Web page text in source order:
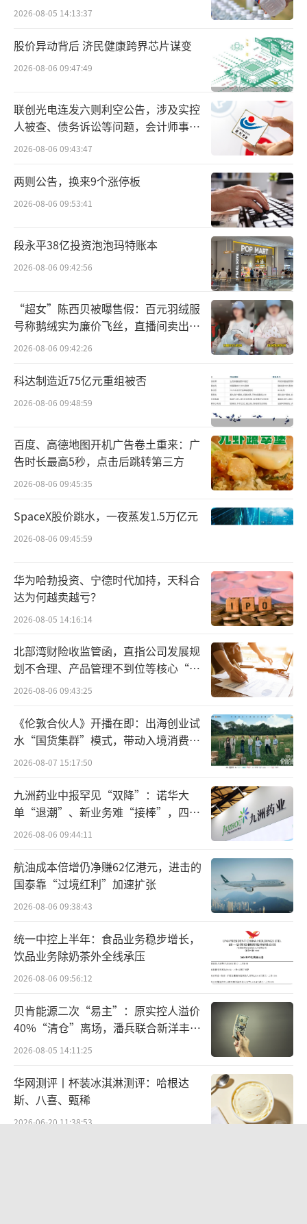
2026-08-05 14:13:37
股价异动背后 济民健康跨界芯片谋变
2026-08-06 09:47:49
联创光电连发六则利空公告，涉及实控
人被查、债务诉讼等问题，会计师事务
所曾出具“保留意见”
2026-08-06 09:43:47
两则公告，换来9个涨停板
2026-08-06 09:53:41
段永平38亿投资泡泡玛特账本
2026-08-06 09:42:56
“超女”陈西贝被曝售假：百元羽绒服
号称鹅绒实为廉价飞丝，直播间卖出超
百万元
2026-08-06 09:42:26
科达制造近75亿元重组被否
2026-08-06 09:48:59
百度、高德地图开机广告卷土重来：广
告时长最高5秒，点击后跳转第三方
2026-08-06 09:45:35
SpaceX股价跳水，一夜蒸发1.5万亿元
2026-08-06 09:45:59
华为哈勃投资、宁德时代加持，天科合
达为何越卖越亏？
2026-08-05 14:16:14
北部湾财险收监管函，直指公司发展规
划不合理、产品管理不到位等核心“痛
点”
2026-08-06 09:43:25
《伦敦合伙人》开播在即：出海创业试
水“国货集群”模式，带动入境消费反
向种草
2026-08-07 15:17:50
九洲药业中报罕见“双降”：诺华大
单“退潮”、新业务难“接棒”，四大
难关待闯
2026-08-06 09:44:11
航油成本倍增仍净赚62亿港元，进击的
国泰靠“过境红利”加速扩张
2026-08-06 09:38:43
统一中控上半年：食品业务稳步增长，
饮品业务除奶茶外全线承压
2026-08-06 09:56:12
贝肯能源二次“易主”：原实控人溢价
40%“清仓”离场，潘兵联合新洋丰、
宏科百世拟入主
2026-08-05 14:11:25
华网测评丨杯装冰淇淋测评：哈根达
斯、八喜、甄稀
2026-06-20 11:38:53